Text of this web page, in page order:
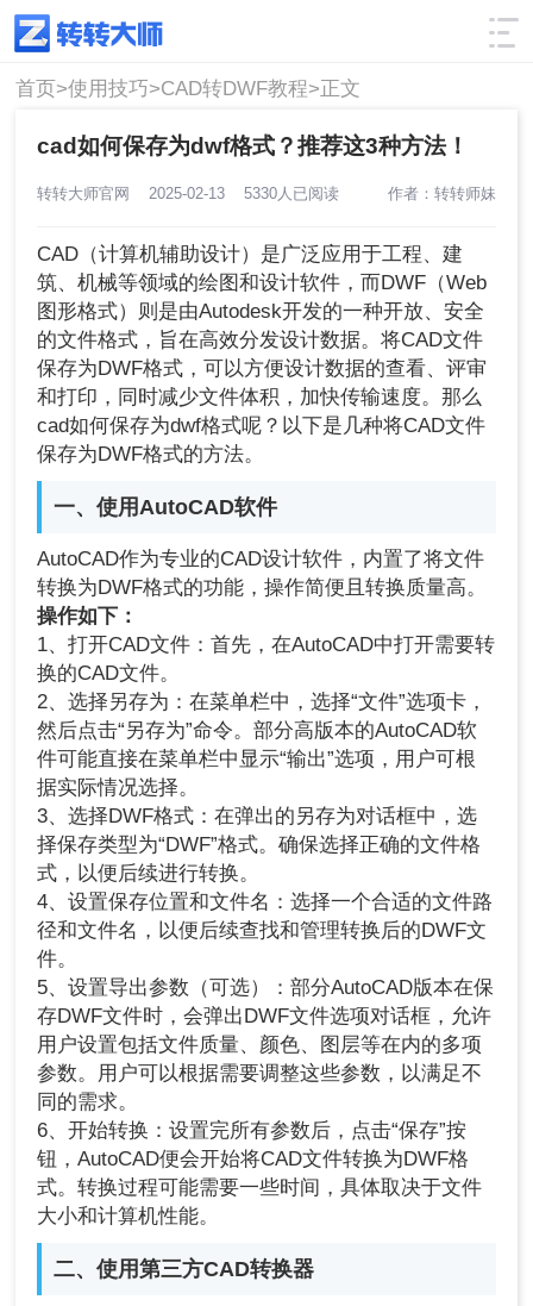
使用技巧 筛选
首页>使用技巧>CAD转DWF教程>正文
cad如何保存为dwf格式？推荐这3种方法！
转转大师官网 2025-02-13 5330人已阅读 作者：转转师妹
CAD（计算机辅助设计）是广泛应用于工程、建
筑、机械等领域的绘图和设计软件，而DWF（Web
图形格式）则是由Autodesk开发的一种开放、安全
的文件格式，旨在高效分发设计数据。将CAD文件
保存为DWF格式，可以方便设计数据的查看、评审
和打印，同时减少文件体积，加快传输速度。那么
cad如何保存为dwf格式呢？以下是几种将CAD文件
保存为DWF格式的方法。
一、使用AutoCAD软件
AutoCAD作为专业的CAD设计软件，内置了将文件
转换为DWF格式的功能，操作简便且转换质量高。
操作如下：
1、打开CAD文件：首先，在AutoCAD中打开需要转
换的CAD文件。
2、选择另存为：在菜单栏中，选择“文件”选项卡，
然后点击“另存为”命令。部分高版本的AutoCAD软
件可能直接在菜单栏中显示“输出”选项，用户可根
据实际情况选择。
3、选择DWF格式：在弹出的另存为对话框中，选
择保存类型为“DWF”格式。确保选择正确的文件格
式，以便后续进行转换。
4、设置保存位置和文件名：选择一个合适的文件路
径和文件名，以便后续查找和管理转换后的DWF文
件。
5、设置导出参数（可选）：部分AutoCAD版本在保
存DWF文件时，会弹出DWF文件选项对话框，允许
用户设置包括文件质量、颜色、图层等在内的多项
参数。用户可以根据需要调整这些参数，以满足不
同的需求。
6、开始转换：设置完所有参数后，点击“保存”按
钮，AutoCAD便会开始将CAD文件转换为DWF格
式。转换过程可能需要一些时间，具体取决于文件
大小和计算机性能。
二、使用第三方CAD转换器